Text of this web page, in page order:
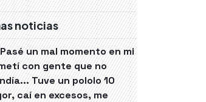
noticias
un mal momento en mi
con gente que no
Tuve un pololo 10
caí en excesos, me